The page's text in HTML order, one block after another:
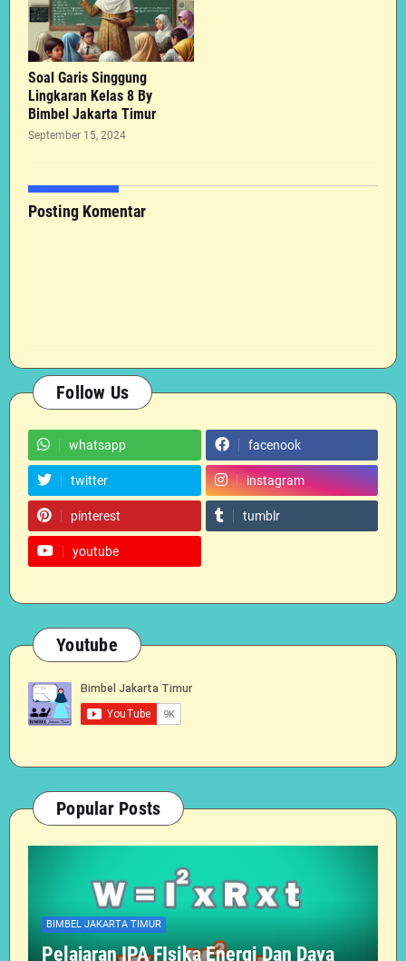
Soal Garis Singgung
Lingkaran Kelas 8 By
Bimbel Jakarta Timur
September 15, 2024
Posting Komentar
Follow Us
whatsapp facenook
twitter instagram
pinterest tumblr
youtube
Youtube
Popular Posts
BIMBEL JAKARTA TIMUR
Pelajaran IPA FIsika Energi Dan Daya